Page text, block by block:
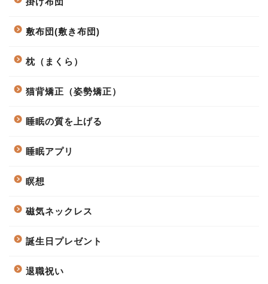
敷布団(敷き布団)
枕（まくら）
猫背矯正（姿勢矯正）
睡眠の質を上げる
睡眠アプリ
瞑想
磁気ネックレス
誕生日プレゼント
退職祝い